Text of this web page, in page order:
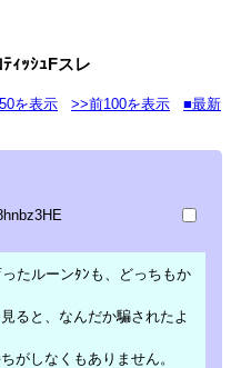
ｨｯｼｭFスレ
を表示 >>前100を表示
■最新
たルーンﾀﾝも、どっちもか
ると、なんだか騙されたよ
がしなくもありません。